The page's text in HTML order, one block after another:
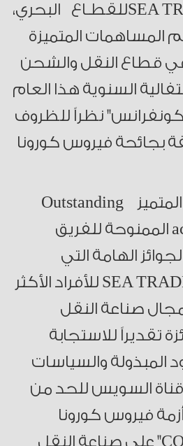
تمثل جوائز SEA TRADEللقطـاع البحري،
المساهمات المتميزة
في قطاع النقل والشحن
السنوية هذا العام
نظراً للظروف
بجائحة فيروس كورونا
وتعد جائزة الإنجاز المتميز Outstanding
achievement award الممنوحة للفريق
الهامة التي
تقدمها منظمة SEA TRADE للأفراد الأكثر
مجال صناعة النقل
تقديراً للاستجابة
المبذولة والسياسات
قناة السويس للحد من
فيروس كورونا
المستجد "COVID_19" على صناعة النقل